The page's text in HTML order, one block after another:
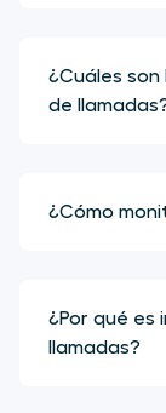
¿Cuáles
de
¿Cómo
¿Por qué es
llamadas?